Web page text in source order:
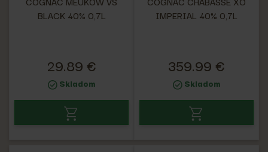
BLACK 40% 0,7L
29.89 €
Skladom
IMPERIAL 40% 0,7L
359.99 €
Skladom